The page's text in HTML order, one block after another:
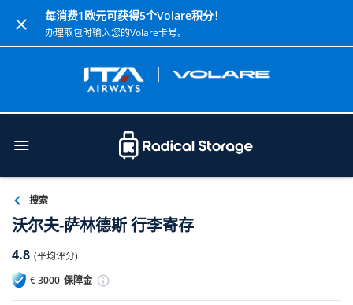
每消费1欧元可获得5个Volare积分！
办理取包时输入您的Volare卡号。
搜索
沃尔夫-萨林德斯 行李寄存
4.8 (平均评分)
€3000 保障金